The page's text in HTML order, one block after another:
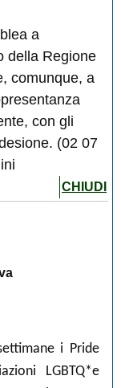
a
della Regione
comunque, a
con gli
(02 07
CHIUDI
i Pride
LGBTQ*e